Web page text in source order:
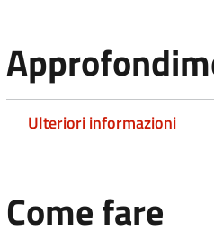
Ulteriori informazioni
Come fare